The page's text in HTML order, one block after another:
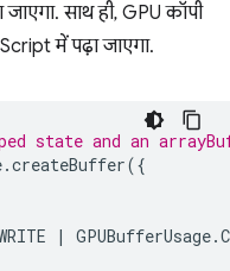
साथ ही, GPU कॉपी
में पढ़ा जाएगा.
state and an
.createBuffer({
| GPUBufferUsage.